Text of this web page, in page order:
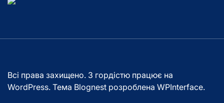
Всі права захищено. З гордістю працює на
WordPress. Тема Blognest розроблена WPInterface.